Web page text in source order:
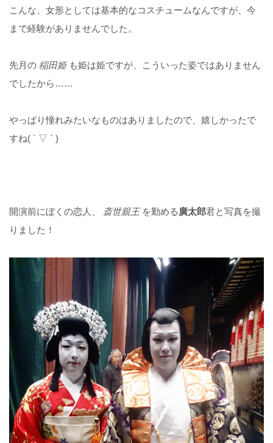
こんな、女形としては基本的なコスチュームなんですが、今
まで経験がありませんでした。
先月の 稲田姫 も姫は姫ですが、こういった姿ではありません
でしたから……
やっぱり憧れみたいなものはありましたので、嬉しかったで
すね( ´ ▽ ` )
開演前にぼくの恋人、 斎世親王 を勤める 廣太郎君と写真を撮
りました！